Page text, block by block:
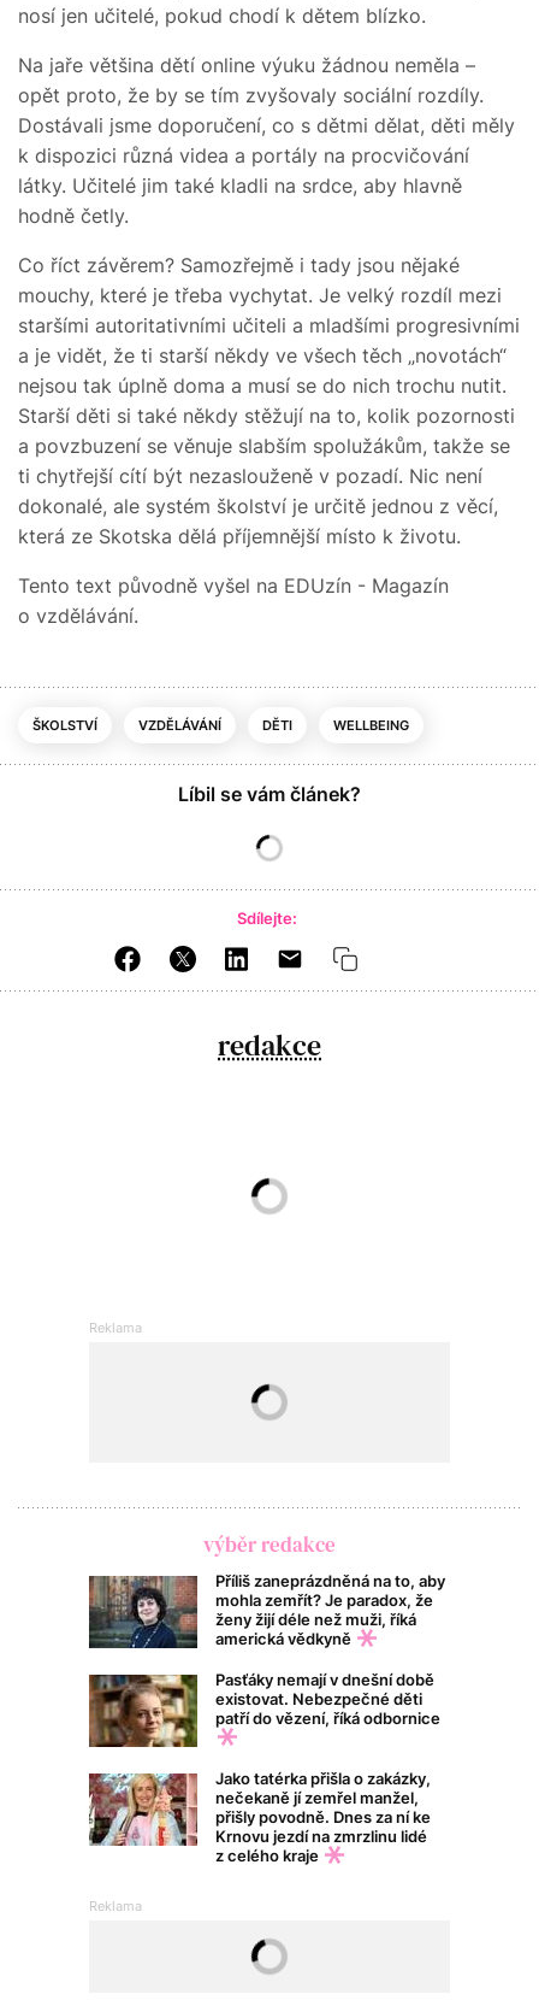
nosí jen učitelé, pokud chodí k dětem blízko.
Na jaře většina dětí online výuku žádnou neměla –
opět proto, že by se tím zvyšovaly sociální rozdíly.
Dostávali jsme doporučení, co s dětmi dělat, děti měly
k dispozici různá videa a portály na procvičování
látky. Učitelé jim také kladli na srdce, aby hlavně
hodně četly.
Co říct závěrem? Samozřejmě i tady jsou nějaké
mouchy, které je třeba vychytat. Je velký rozdíl mezi
staršími autoritativními učiteli a mladšími progresivními
a je vidět, že ti starší někdy ve všech těch „novotách“
nejsou tak úplně doma a musí se do nich trochu nutit.
Starší děti si také někdy stěžují na to, kolik pozornosti
a povzbuzení se věnuje slabším spolužákům, takže se
ti chytřejší cítí být nezaslouženě v pozadí. Nic není
dokonalé, ale systém školství je určitě jednou z věcí,
která ze Skotska dělá příjemnější místo k životu.
Tento text původně vyšel na EDUzín - Magazín
o vzdělávání.
ŠKOLSTVÍ VZDĚLÁVÁNÍ DĚTI WELLBEING
Líbil se vám článek?
Sdílejte:
redakce
výběr redakce
Příliš zaneprázdněná na to, aby
mohla zemřít? Je paradox, že
ženy žijí déle než muži, říká
americká vědkyně
Pasťáky nemají v dnešní době
existovat. Nebezpečné děti
patří do vězení, říká odbornice
Jako tatérka přišla o zakázky,
nečekaně jí zemřel manžel,
přišly povodně. Dnes za ní ke
Krnovu jezdí na zmrzlinu lidé
z celého kraje